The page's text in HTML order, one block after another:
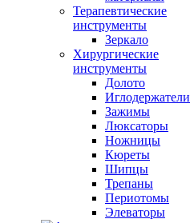
Терапевтические
инструменты
Зеркало
Хирургические
инструменты
Долото
Иглодержатели
Зажимы
Люксаторы
Ножницы
Кюреты
Шипцы
Трепаны
Периотомы
Элеваторы